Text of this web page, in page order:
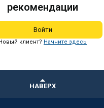
рекомендации
Войти
клиент? Начните здесь
НАВЕРХ